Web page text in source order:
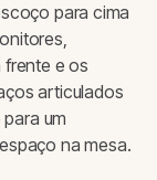
para cima
frente e os
articulados
um
na mesa.